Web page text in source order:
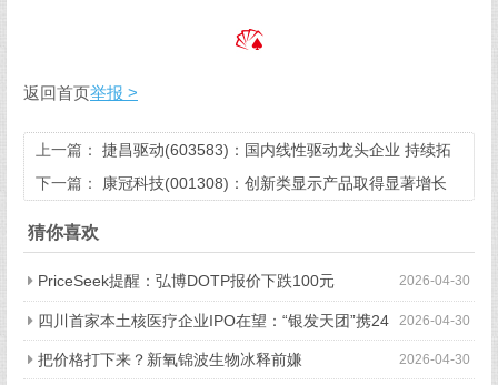
返回首页举报 >
上一篇： 捷昌驱动(603583)：国内线性驱动龙头企业 持续拓
展机器人业务
下一篇： 康冠科技(001308)：创新类显示产品取得显著增长
猜你喜欢
2026-04-30
PriceSeek提醒：弘博DOTP报价下跌100元
2026-04-30
四川首家本土核医疗企业IPO在望：“银发天团”携24
亿元资本冲刺核药自主之路 | 万千气象看四川·活力四川行2026-04-30
把价格打下来？新氧锦波生物冰释前嫌